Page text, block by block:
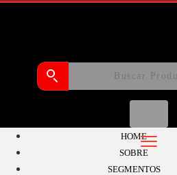
HOME
SOBRE
SEGMENTOS